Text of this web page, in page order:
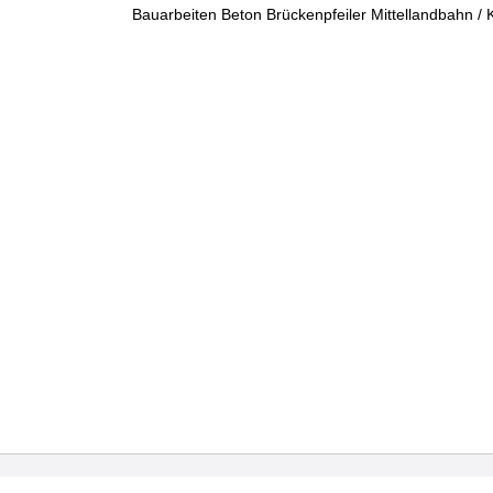
Bauarbeiten Beton Brückenpfeiler Mittellandbahn /